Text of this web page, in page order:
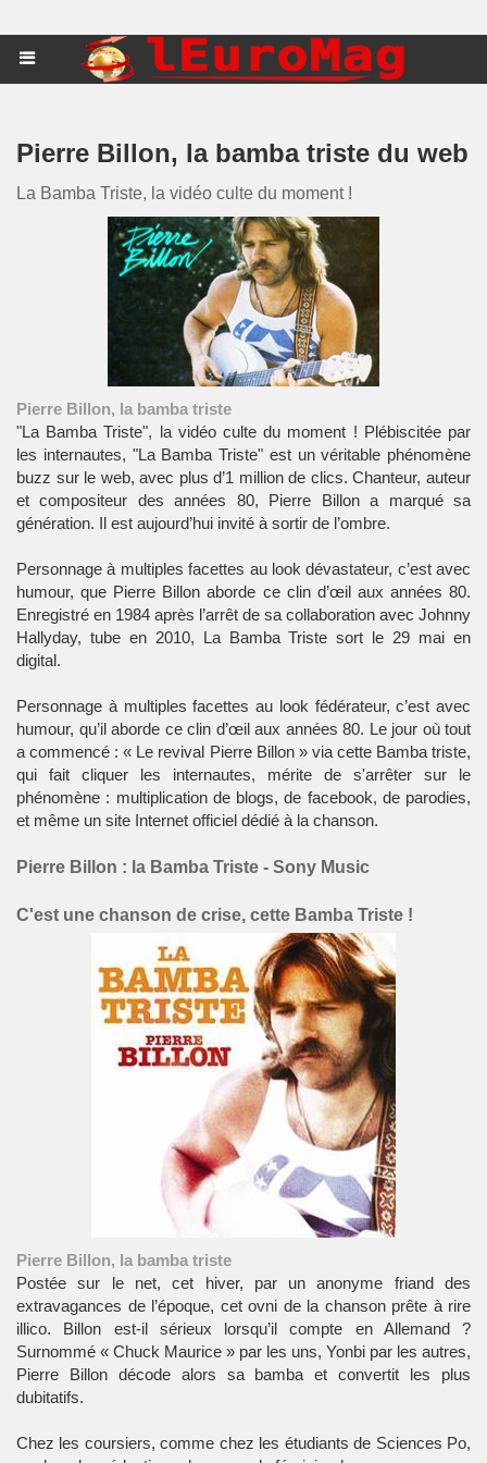
Pierre Billon, la bamba triste du web
La Bamba Triste, la vidéo culte du moment !
Pierre Billon, la bamba triste
"La Bamba Triste", la vidéo culte du moment ! Plébiscitée par
les internautes, "La Bamba Triste" est un véritable phénomène
buzz sur le web, avec plus d’1 million de clics. Chanteur, auteur
et compositeur des années 80, Pierre Billon a marqué sa
génération. Il est aujourd’hui invité à sortir de l’ombre.
Personnage à multiples facettes au look dévastateur, c’est avec
humour, que Pierre Billon aborde ce clin d’œil aux années 80.
Enregistré en 1984 après l’arrêt de sa collaboration avec Johnny
Hallyday, tube en 2010, La Bamba Triste sort le 29 mai en
digital.
Personnage à multiples facettes au look fédérateur, c’est avec
humour, qu’il aborde ce clin d’œil aux années 80. Le jour où tout
a commencé : « Le revival Pierre Billon » via cette Bamba triste,
qui fait cliquer les internautes, mérite de s'arrêter sur le
phénomène : multiplication de blogs, de facebook, de parodies,
et même un site Internet officiel dédié à la chanson.
Pierre Billon : la Bamba Triste - Sony Music
C'est une chanson de crise, cette Bamba Triste !
Pierre Billon, la bamba triste
Postée sur le net, cet hiver, par un anonyme friand des
extravagances de l’époque, cet ovni de la chanson prête à rire
illico. Billon est-il sérieux lorsqu’il compte en Allemand ?
Surnommé « Chuck Maurice » par les uns, Yonbi par les autres,
Pierre Billon décode alors sa bamba et convertit les plus
dubitatifs.
Chez les coursiers, comme chez les étudiants de Sciences Po,